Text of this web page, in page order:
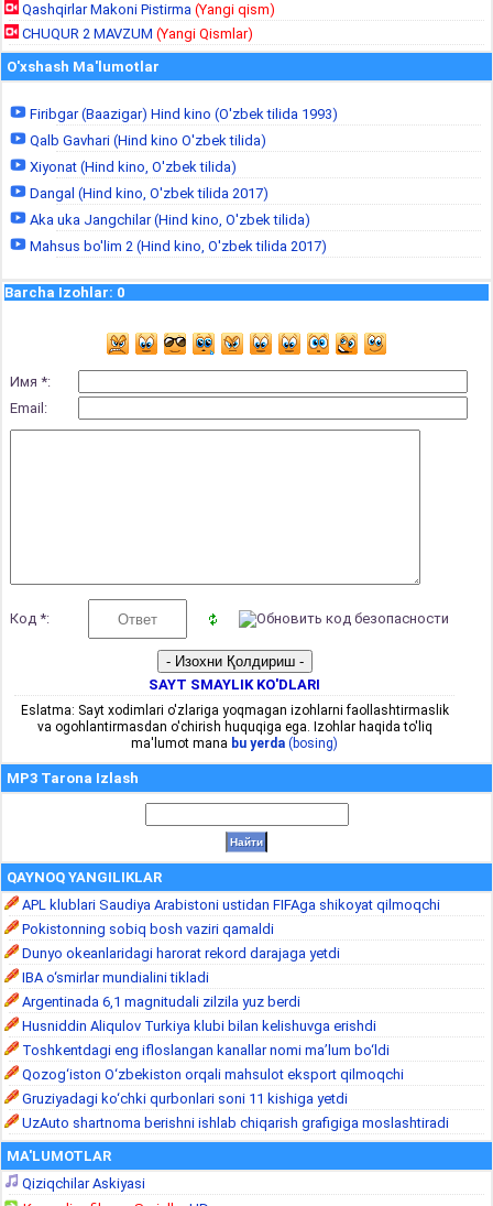
Qashqirlar Makoni Pistirma (Yangi qism)
CHUQUR 2 MAVZUM (Yangi Qismlar)
O'xshash Ma'lumotlar
Firibgar (Baazigar) Hind kino (O'zbek tilida 1993)
Qalb Gavhari (Hind kino O'zbek tilida)
Xiyonat (Hind kino, O'zbek tilida)
Dangal (Hind kino, O'zbek tilida 2017)
Aka uka Jangchilar (Hind kino, O'zbek tilida)
Mahsus bo'lim 2 (Hind kino, O'zbek tilida 2017)
Barcha Izohlar: 0
Имя *:
Email:
Код *:
SAYT SMAYLIK KO'DLARI
Eslatma: Sayt xodimlari o'zlariga yoqmagan izohlarni faollashtirmaslik
va ogohlantirmasdan o'chirish huquqiga ega. Izohlar haqida to'liq
ma'lumot mana bu yerda (bosing)
MP3 Tarona Izlash
QAYNOQ YANGILIKLAR
APL klublari Saudiya Arabistoni ustidan FIFAga shikoyat qilmoqchi
Pokistonning sobiq bosh vaziri qamaldi
Dunyo okeanlaridagi harorat rekord darajaga yetdi
IBA o‘smirlar mundialini tikladi
Argentinada 6,1 magnitudali zilzila yuz berdi
Husniddin Aliqulov Turkiya klubi bilan kelishuvga erishdi
Toshkentdagi eng ifloslangan kanallar nomi ma’lum bo‘ldi
Qozog‘iston O‘zbekiston orqali mahsulot eksport qilmoqchi
Gruziyadagi ko‘chki qurbonlari soni 11 kishiga yetdi
UzAuto shartnoma berishni ishlab chiqarish grafigiga moslashtiradi
MA'LUMOTLAR
Qiziqchilar Askiyasi